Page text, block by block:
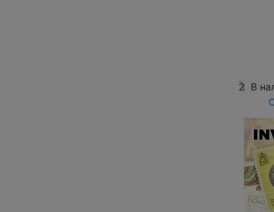
2 В